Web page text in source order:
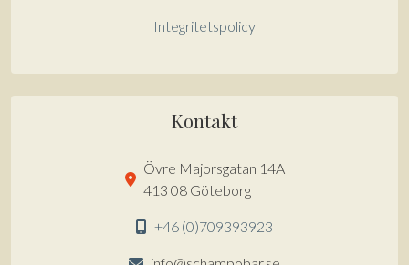
Integritetspolicy
Kontakt
Övre Majorsgatan 14A
413 08 Göteborg
+46 (0)709393923